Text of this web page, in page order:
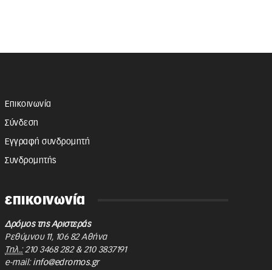
Επικοινωνία
Σύνδεση
Εγγραφή συνδρομητή
Συνδρομητής
επικοινωνία
Δρόμος της Αριστεράς
Ρεθύμνου 11, 106 82 Αθήνα
Τηλ.: 210 3468 282& 210 3837191
e-mail: info@edromos.gr